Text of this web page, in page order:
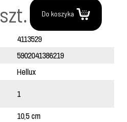
szt. Do koszyka
4113529
5902041386219
Hellux
1
10,5 cm